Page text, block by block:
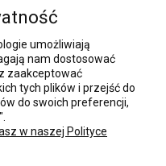
umożliwiają
nam dostosować
zaakceptować
tych plików i przejść do
do swoich preferencji,
w naszej Polityce